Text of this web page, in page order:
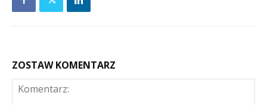
ZOSTAW KOMENTARZ